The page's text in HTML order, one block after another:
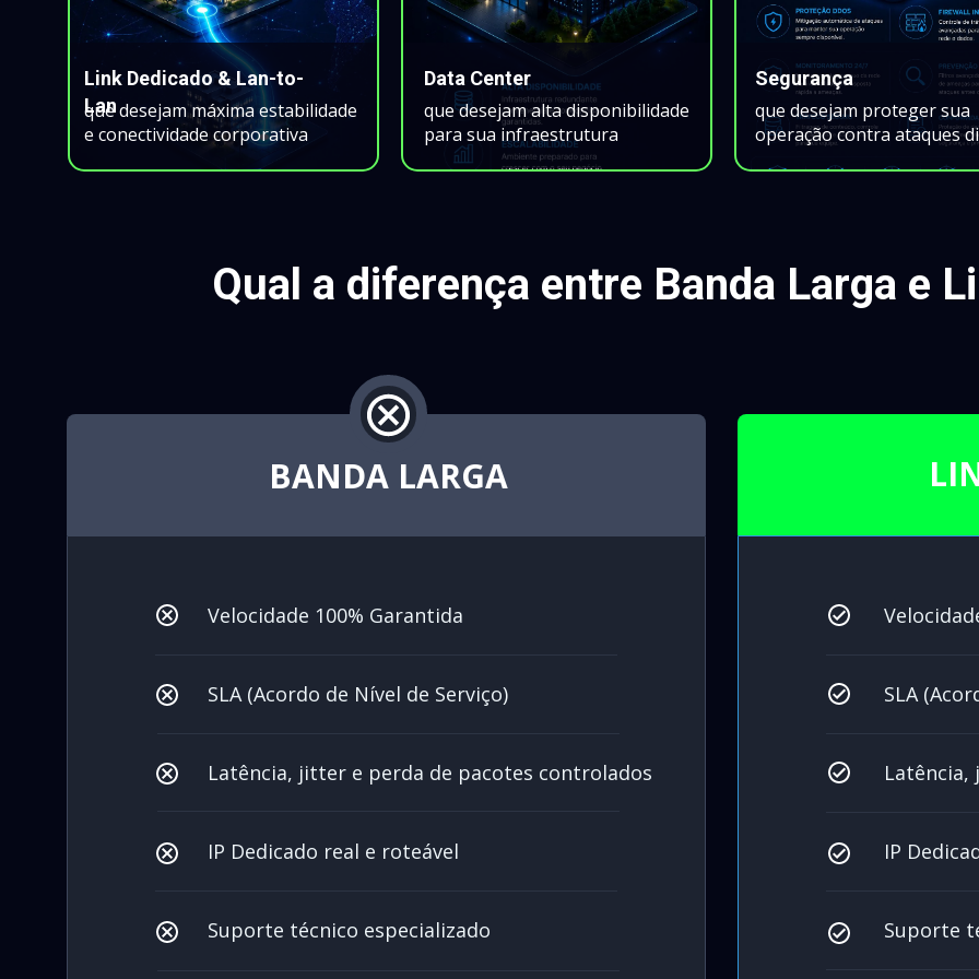
Data Center
Link Dedicado & Lan-to-
Lan
Segurança
que desejam máxima estabilidade
e conectividade corporativa
que desejam alta disponibilidade
para sua infraestrutura
que desejam proteger sua
operação contra ataques
Qual a diferença entre Banda Larga e
BANDA LARGA
Velocidade 100% Garantida
SLA (Acordo de Nível de Serviço)
Latência, jitter e perda de pacotes controlados
IP Dedicado real e roteável
Suporte técnico especializado
SLA
IP
Suporte